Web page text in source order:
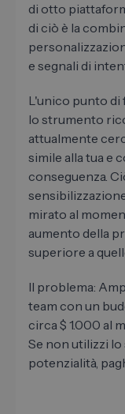
di otto
di ciò è la
e segnali di
L'unico punto di
lo strumento
attualmente
simile alla tua e
conseguenza.
mirato al
aumento della
superiore a
Il problema:
team con un
circa $ 1.000 al
Se non utilizzi
potenzialità,